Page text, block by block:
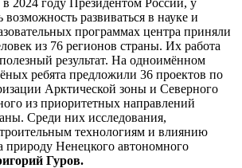
развиваться в науке и
программах центра приняли
из 76 регионов страны. Их работа
результат. На одноимённом
ребята предложили 36 проектов по
Арктической зоны и Северного
из приоритетных направлений
Среди них исследования,
технологиям и влиянию
природу Ненецкого автономного
Гуров.